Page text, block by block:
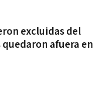
excluidas del
afuera en